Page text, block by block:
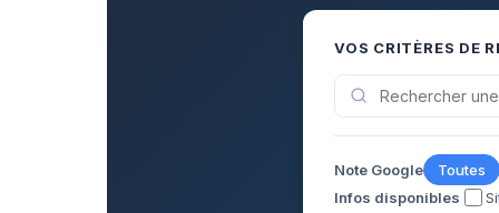
VOS CRITÈRES DE
Note Google Toutes
Infos disponibles